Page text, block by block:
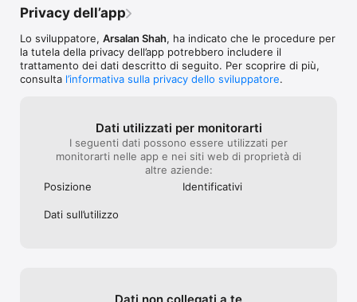
free city mode, where you can do whatever you want, there
Privacy dell’app
Lo sviluppatore, Arsalan Shah, ha indicato che le procedure per
la tutela della privacy dell’app potrebbero includere il
trattamento dei dati descritto di seguito. Per scoprire di più,
consulta l’informativa sulla privacy dello sviluppatore.
Dati utilizzati per monitorarti
I seguenti dati possono essere utilizzati per
monitorarti nelle app e nei siti web di proprietà di
altre aziende:
Posizione
Identificativi
Dati sull’utilizzo
Dati non collegati a te